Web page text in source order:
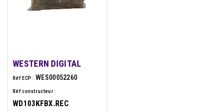
WESTERN DIGITAL
Réf ECP : WES00052260
Réf constructeur :
WD103KFBX.REC